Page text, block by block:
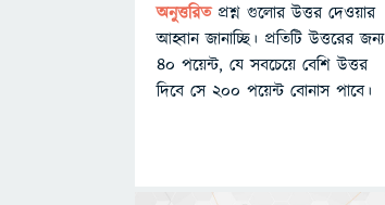
অনুত্তরিত প্রশ্ন গুলোর উত্তর দেওয়ার
আহ্বান জানাচ্ছি। প্রতিটি উত্তরের জন্য
৪০ পয়েন্ট, যে সবচেয়ে বেশি উত্তর
দিবে সে ২০০ পয়েন্ট বোনাস পাবে।